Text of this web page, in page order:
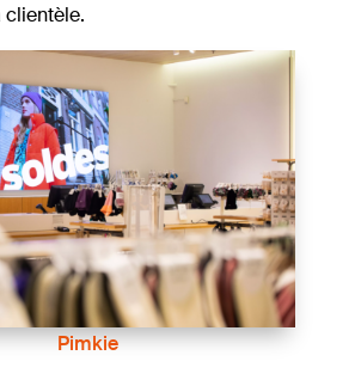
Pimkie